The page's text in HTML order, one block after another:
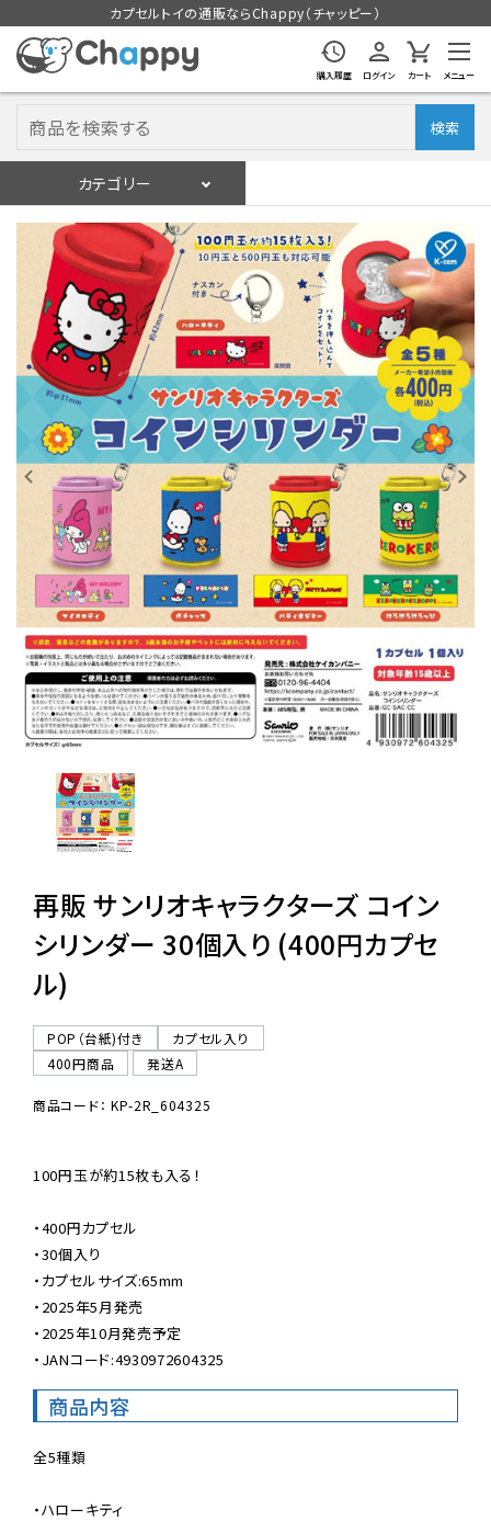
カプセルトイの通販ならChappy（チャッピー）
購入履歴 ログイン カート メニュー
検索
カテゴリー
ログイン 会員登録
入荷スケジュールをチェック
カプセルトイマシン本体
カプセルトイ
販促用空カプセル
レンタル
景品・玩具・文具
販促用カプセルトイ
06-6282-7659
再販 サンリオキャラクターズ コイン
シリンダー 30個入り (400円カプセ
ル)
POP（台紙)付き
カプセル入り
400円商品
発送A
商品コード： KP-2R_604325
100円玉が約15枚も入る！
・400円カプセル
・30個入り
・カプセルサイズ:65mm
・2025年5月発売
・2025年10月発売予定
・JANコード:4930972604325
商品内容
全5種類
・ハローキティ